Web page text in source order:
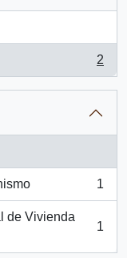
2
1
de Vivienda
1